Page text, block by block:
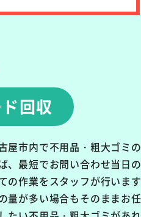
回収
屋市内で不用品・粗大ゴミ
、最短でお問い合わせ当日
の作業をスタッフが行いま
が多い場合もそのままお任